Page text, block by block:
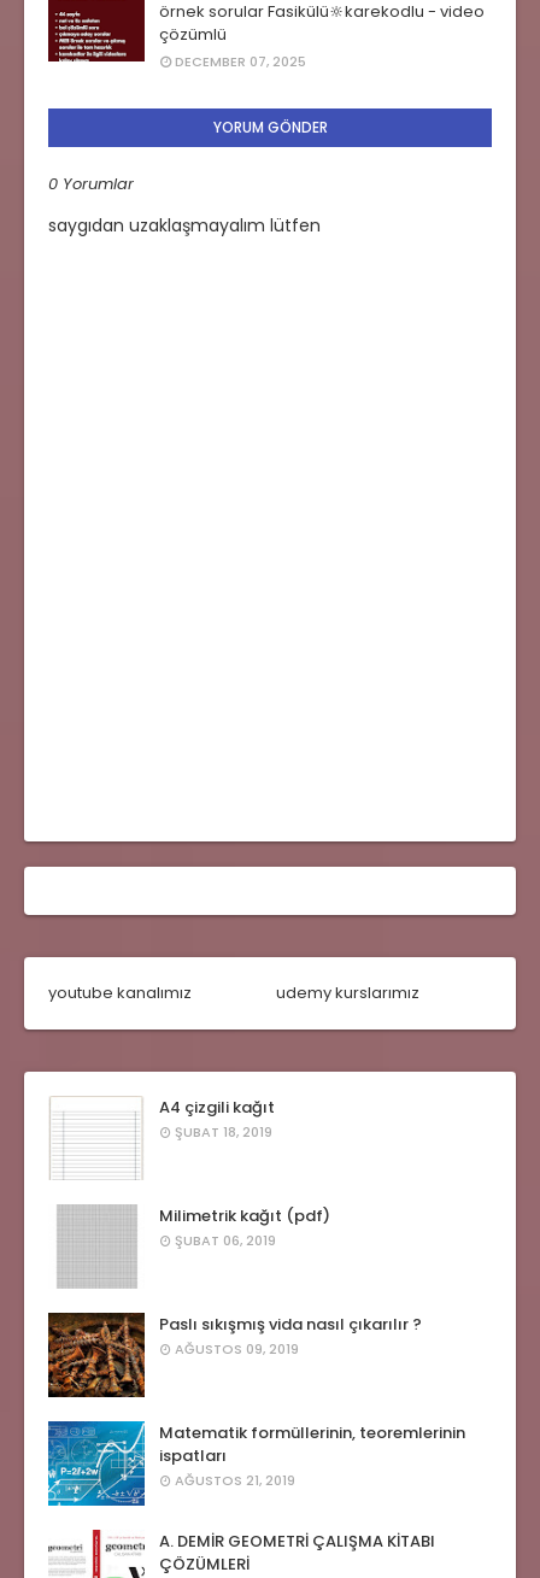
örnek sorular Fasikülü🔆karekodlu - video
çözümlü
DECEMBER 07, 2025
YORUM GÖNDER
0 Yorumlar
saygıdan uzaklaşmayalım lütfen
youtube kanalımız udemy kurslarımız
A4 çizgili kağıt
ŞUBAT 18, 2019
Milimetrik kağıt (pdf)
ŞUBAT 06, 2019
Paslı sıkışmış vida nasıl çıkarılır ?
AĞUSTOS 09, 2019
Matematik formüllerinin, teoremlerinin
ispatları
AĞUSTOS 21, 2019
A. DEMİR GEOMETRİ ÇALIŞMA KİTABI
ÇÖZÜMLERİ